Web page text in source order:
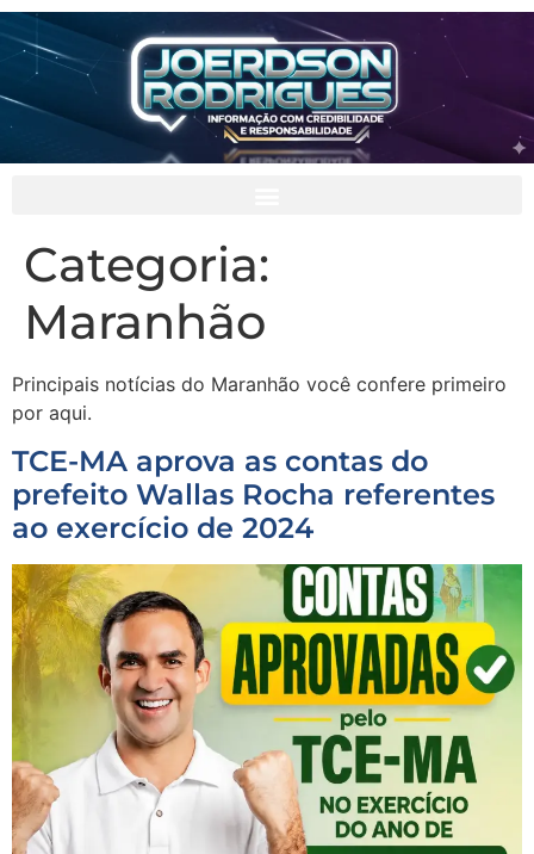
Categoria:
Maranhão
Principais notícias do Maranhão você confere primeiro
por aqui.
TCE-MA aprova as contas do
prefeito Wallas Rocha referentes
ao exercício de 2024